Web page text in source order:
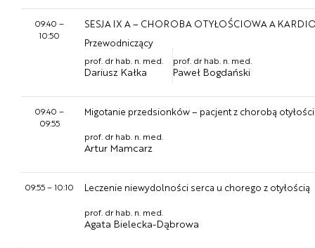
09:40 –
10:50
SESJA IX A – CHOROBA OTYŁOŚCIOWA A
Przewodniczący
prof. dr hab. n. med.
Dariusz Kałka
prof. dr hab. n. med.
Paweł Bogdański
09:40 –
09:55
Migotanie przedsionków – pacjent z chorobą
prof. dr hab. n. med.
Artur Mamcarz
09:55– 10:10 Leczenie niewydolności serca u chorego z otyłością
prof. dr hab. n. med.
Agata Bielecka-Dąbrowa